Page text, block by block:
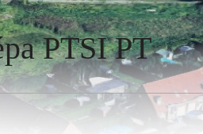
PTSI PT